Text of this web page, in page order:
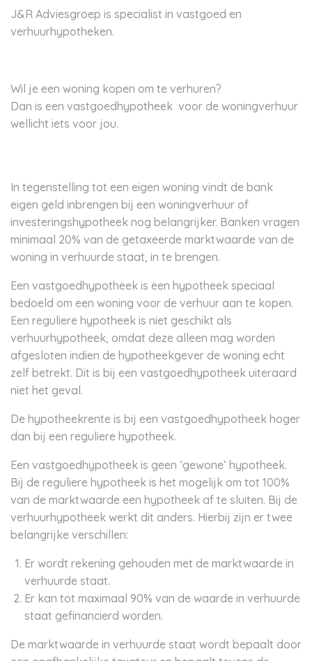
J&R Adviesgroep is specialist in vastgoed en
verhuurhypotheken.
Wil je een woning kopen om te verhuren?
Dan is een vastgoedhypotheek voor de woningverhuur
wellicht iets voor jou.
In tegenstelling tot een eigen woning vindt de bank
eigen geld inbrengen bij een woningverhuur of
investeringshypotheek nog belangrijker. Banken vragen
minimaal 20% van de getaxeerde marktwaarde van de
woning in verhuurde staat, in te brengen.
Een vastgoedhypotheek is een hypotheek speciaal
bedoeld om een woning voor de verhuur aan te kopen.
Een reguliere hypotheek is niet geschikt als
verhuurhypotheek, omdat deze alleen mag worden
afgesloten indien de hypotheekgever de woning echt
zelf betrekt. Dit is bij een vastgoedhypotheek uiteraard
niet het geval.
De hypotheekrente is bij een vastgoedhypotheek hoger
dan bij een reguliere hypotheek.
Een vastgoedhypotheek is geen ‘gewone’ hypotheek.
Bij de reguliere hypotheek is het mogelijk om tot 100%
van de marktwaarde een hypotheek af te sluiten. Bij de
verhuurhypotheek werkt dit anders. Hierbij zijn er twee
belangrijke verschillen:
Er wordt rekening gehouden met de marktwaarde in
verhuurde staat.
Er kan tot maximaal 90% van de waarde in verhuurde
staat gefinancierd worden.
De marktwaarde in verhuurde staat wordt bepaalt door